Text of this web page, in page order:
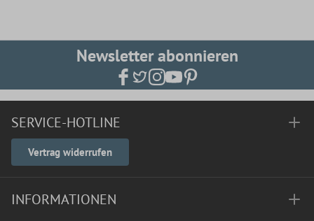
Newsletter abonnieren
SERVICE-HOTLINE
Vertrag widerrufen
INFORMATIONEN